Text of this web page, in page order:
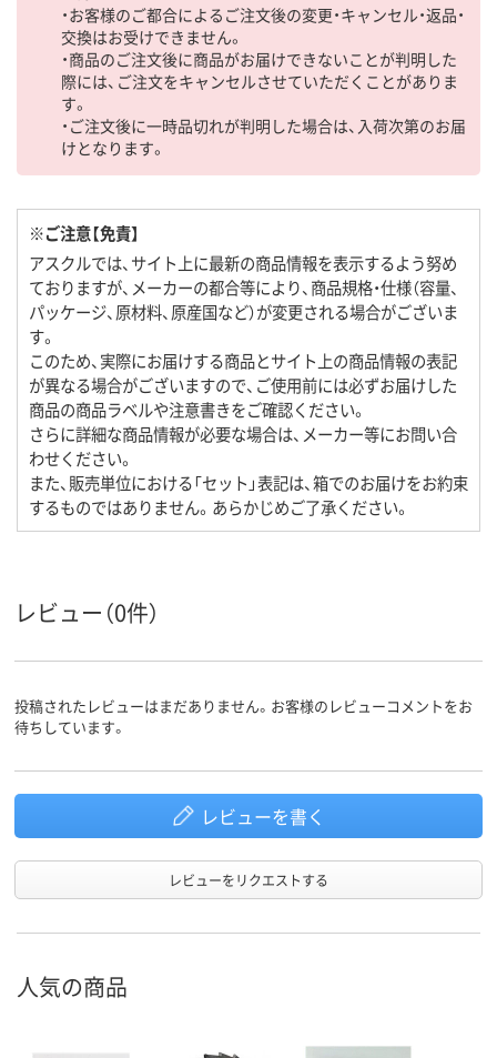
・お客様のご都合によるご注文後の変更・キャンセル・返品・
交換はお受けできません。
・商品のご注文後に商品がお届けできないことが判明した
際には、ご注文をキャンセルさせていただくことがありま
す。
・ご注文後に一時品切れが判明した場合は、入荷次第のお届
けとなります。
※ご注意【免責】
アスクルでは、サイト上に最新の商品情報を表示するよう努め
ておりますが、メーカーの都合等により、商品規格・仕様（容量、
パッケージ、原材料、原産国など）が変更される場合がございま
す。
このため、実際にお届けする商品とサイト上の商品情報の表記
が異なる場合がございますので、ご使用前には必ずお届けした
商品の商品ラベルや注意書きをご確認ください。
さらに詳細な商品情報が必要な場合は、メーカー等にお問い合
わせください。
また、販売単位における「セット」表記は、箱でのお届けをお約束
するものではありません。あらかじめご了承ください。
レビュー（0件）
投稿されたレビューはまだありません。お客様のレビューコメントをお
待ちしています。
レビューを書く
レビューをリクエストする
人気の商品